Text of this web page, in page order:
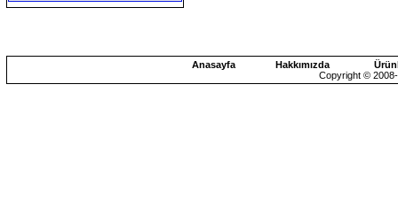
Anasayfa Hakkımızda
Copyright ©